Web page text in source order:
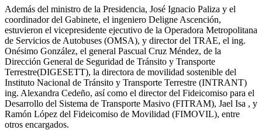
Además del ministro de la Presidencia, José Ignacio Paliza y el
coordinador del Gabinete, el ingeniero Deligne Ascención,
estuvieron el vicepresidente ejecutivo de la Operadora Metropolitana
de Servicios de Autobuses (OMSA), y director del TRAE, el ing.
Onésimo González, el general Pascual Cruz Méndez, de la
Dirección General de Seguridad de Tránsito y Transporte
Terrestre(DIGESETT), la directora de movilidad sostenible del
Instituto Nacional de Tránsito y Transporte Terrestre (INTRANT)
ing. Alexandra Cedeño, así como el director del Fideicomiso para el
Desarrollo del Sistema de Transporte Masivo (FITRAM), Jael Isa , y
Ramón López del Fideicomiso de Movilidad (FIMOVIL), entre
otros encargados.